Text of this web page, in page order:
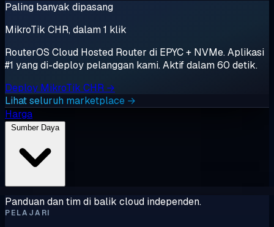
Paling banyak dipasang
MikroTik CHR, dalam 1 klik
RouterOS Cloud Hosted Router di EPYC + NVMe. Aplikasi
#1 yang di-deploy pelanggan kami. Aktif dalam 60 detik.
Deploy MikroTik CHR →
Lihat seluruh marketplace →
Harga
Sumber Daya
Panduan dan tim di balik cloud independen.
PELAJARI